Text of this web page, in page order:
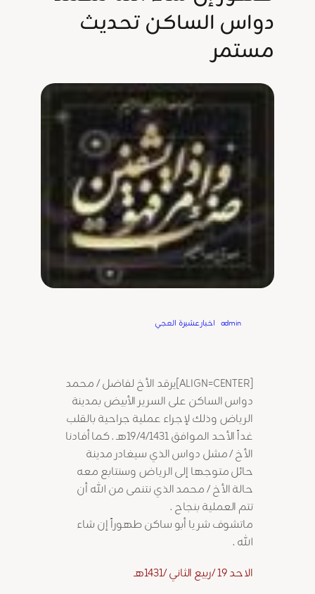
دواس الساكن تحديث
مستمر
admin اخبارعشيرة العجي
[ALIGN=CENTER]يرقد الأخ لفاضل / محمد
دواس الساكن على السرير الأبيض بمدينة
الرياض وذلك لإجراء عملية جراحية بالقلب
غداً الأحد الموافق 19/4/1431هـ . كما أفادنا
الأخ / مشل دواس الذي سيغادر مدينة
حائل متوجها إلى الرياض وسنتابع معه
حالة الأخ / محمد الذي نتنمى من الله أن
تتم العملية بنجاح .
ماتشوف شر يا أبو ساكن طهوراً إن شاء
الله .
الاحد 19 /ربيع الثاني /1431هـ